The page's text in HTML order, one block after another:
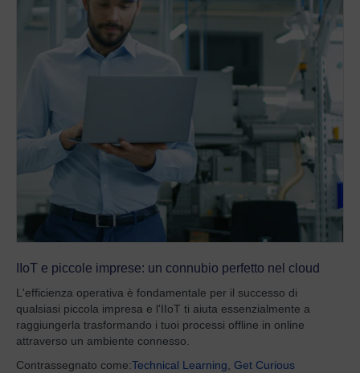
IIoT e piccole imprese: un connubio perfetto nel cloud
L'efficienza operativa è fondamentale per il successo di
qualsiasi piccola impresa e l'IIoT ti aiuta essenzialmente a
raggiungerla trasformando i tuoi processi offline in online
attraverso un ambiente connesso.
Contrassegnato come:Technical Learning Get Curious